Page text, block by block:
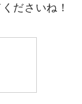
ださいね！